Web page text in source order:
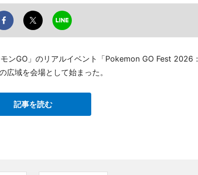
ンGO」のリアルイベント「Pokemon GO Fest 2026：
域を会場として始まった。
記事を読む